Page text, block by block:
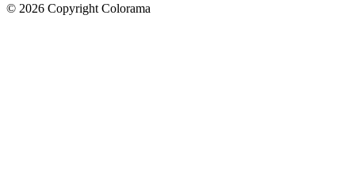
© 2026 Copyright Colorama